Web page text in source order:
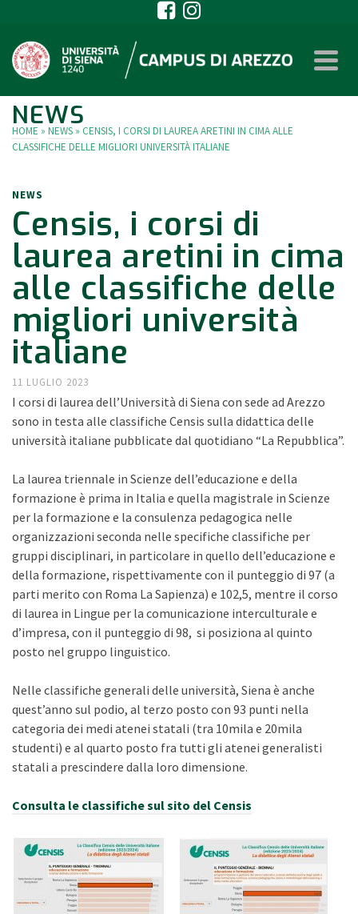
NEWS
HOME » NEWS » CENSIS, I CORSI DI LAUREA ARETINI IN CIMA ALLE
CLASSIFICHE DELLE MIGLIORI UNIVERSITÀ ITALIANE
NEWS
Censis, i corsi di
laurea aretini in cima
alle classifiche delle
migliori università
italiane
11 LUGLIO 2023
I corsi di laurea dell’Università di Siena con sede ad Arezzo
sono in testa alle classifiche Censis sulla didattica delle
università italiane pubblicate dal quotidiano “La Repubblica”.
La laurea triennale in Scienze dell’educazione e della
formazione è prima in Italia e quella magistrale in Scienze
per la formazione e la consulenza pedagogica nelle
organizzazioni seconda nelle specifiche classifiche per
gruppi disciplinari, in particolare in quello dell’educazione e
della formazione, rispettivamente con il punteggio di 97 (a
parti merito con Roma La Sapienza) e 102,5, mentre il corso
di laurea in Lingue per la comunicazione interculturale e
d’impresa, con il punteggio di 98, si posiziona al quinto
posto nel gruppo linguistico.
Nelle classifiche generali delle università, Siena è anche
quest’anno sul podio, al terzo posto con 93 punti nella
categoria dei medi atenei statali (tra 10mila e 20mila
studenti) e al quarto posto fra tutti gli atenei generalisti
statali a prescindere dalla loro dimensione.
Consulta le classifiche sul sito del Censis